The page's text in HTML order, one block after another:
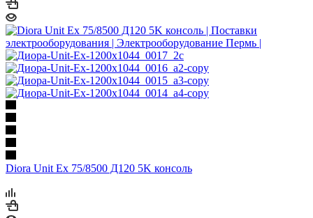
Diora Unit Ex 75/8500 Д120 5K консоль